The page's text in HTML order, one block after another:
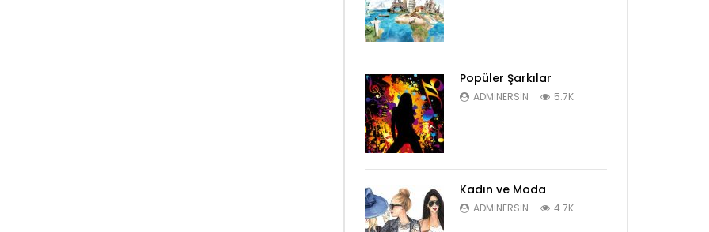
Popüler Şarkılar
ADMINERSIN 5.7K
Kadın ve Moda
ADMINERSIN 4.7K